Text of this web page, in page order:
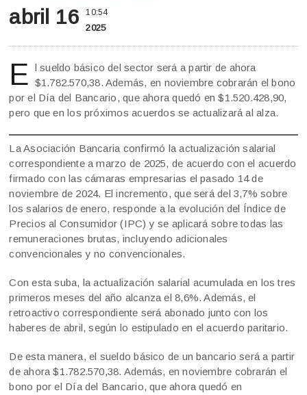
abril 16 10:54
2025
E l sueldo básico del sector será a partir de ahora
$1.782.570,38. Además, en noviembre cobrarán el bono
por el Día del Bancario, que ahora quedó en $1.520.428,90,
pero que en los próximos acuerdos se actualizará al alza.
La Asociación Bancaria confirmó la actualización salarial
correspondiente a marzo de 2025, de acuerdo con el acuerdo
firmado con las cámaras empresarias el pasado 14 de
noviembre de 2024. El incremento, que será del 3,7% sobre
los salarios de enero, responde a la evolución del Índice de
Precios al Consumidor (IPC) y se aplicará sobre todas las
remuneraciones brutas, incluyendo adicionales
convencionales y no convencionales.
Con esta suba, la actualización salarial acumulada en los tres
primeros meses del año alcanza el 8,6%. Además, el
retroactivo correspondiente será abonado junto con los
haberes de abril, según lo estipulado en el acuerdo paritario.
De esta manera, el sueldo básico de un bancario será a partir
de ahora $1.782.570,38. Además, en noviembre cobrarán el
bono por el Día del Bancario, que ahora quedó en